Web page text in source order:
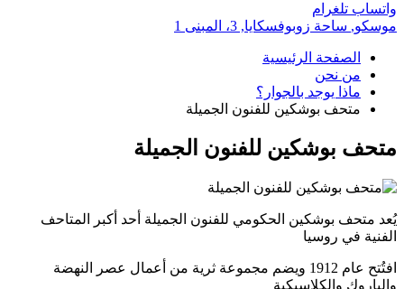
واتساب تلغرام
موسكو, ساحة زوبوفسكايا, 3، المبنى 1
الصفحة الرئيسية
من نحن
ماذا يوجد بالجوار؟
متحف بوشكين للفنون الجميلة
متحف بوشكين للفنون الجميلة
يُعد متحف بوشكين الحكومي للفنون الجميلة أحد أكبر المتاحف
الفنية في روسيا
افتُتح عام 1912 ويضم مجموعة ثرية من أعمال عصر النهضة
والباروك والكلاسيكية